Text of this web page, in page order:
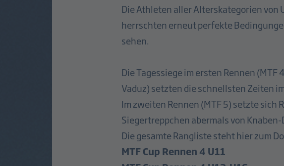
Die Athleten aller Alterskategorien von
herrschten erneut perfekte
sehen.
Die Tagessiege im ersten Rennen (MTF
Vaduz) setzten die schnellsten Zeiten
Im zweiten Rennen (MTF 5) setzte sich
Siegertreppchen abermals von Knaben-
Die gesamte Rangliste steht hier zum
MTF Cup Rennen 4 U11